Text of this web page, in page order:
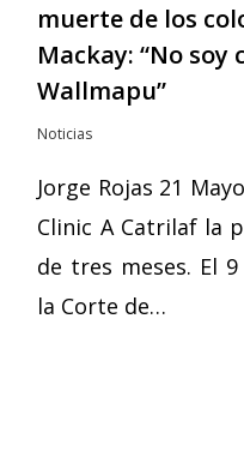
muerte de los
Mackay: “No
Wallmapu”
Noticias
Jorge Rojas 21
Clinic A Catrilaf la
de tres meses. El
la Corte de…